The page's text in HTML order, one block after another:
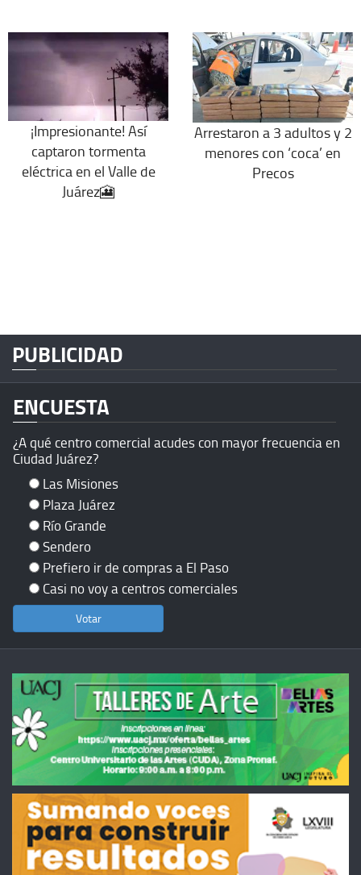
¡Impresionante! Así
captaron tormenta
eléctrica en el Valle de
Juárez🎦
Arrestaron a 3 adultos y 2
menores con ‘coca’ en
Precos
PUBLICIDAD
ENCUESTA
¿A qué centro comercial acudes con mayor frecuencia en
Ciudad Juárez?
Las Misiones
Plaza Juárez
Río Grande
Sendero
Prefiero ir de compras a El Paso
Casi no voy a centros comerciales